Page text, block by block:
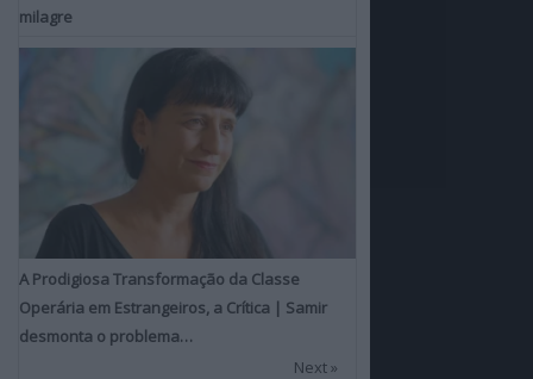
milagre
A Prodigiosa Transformação da Classe
Operária em Estrangeiros, a Crítica | Samir
desmonta o problema…
Next »